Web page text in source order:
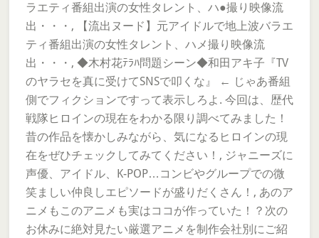
ラエティ番組出演の女性タレント、ハ●撮り映像流
出・・・, 【流出ヌード】元アイドルで地上波バラエ
ティ番組出演の女性タレント、ハメ撮り映像流
出・・・, ◆木村花ﾃﾗﾊ問題シーン◆和田アキ子『TV
のヤラセを真に受けてSNSで叩くな』 ← じゃあ番組
側でフィクションですって表示しろよ. 今回は、歴代
戦隊ヒロインの現在をわかる限り調べてみました！
昔の作品を懐かしみながら、気になるヒロインの現
在をぜひチェックしてみてください！, ジャニーズに
声優、アイドル、K-POP…コンビやグループでの微
笑ましい仲良しエピソードが盛りだくさん！, あのア
ニメもこのアニメも実はココが作っていた！？次の
お休みに絶対見たい厳選アニメを制作会社別にご紹